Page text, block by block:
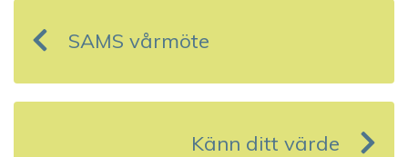
n
ä
SAMS vårmöte
Känn ditt värde